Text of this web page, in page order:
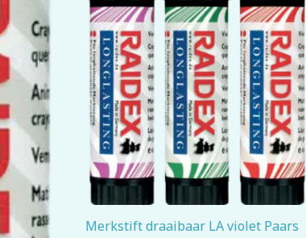
Merkstift draaibaar LA violet Paars